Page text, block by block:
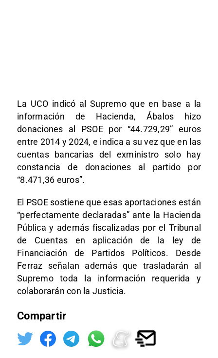
La UCO indicó al Supremo que en base a la
información de Hacienda, Ábalos hizo
donaciones al PSOE por “44.729,29” euros
entre 2014 y 2024, e indica a su vez que en las
cuentas bancarias del exministro solo hay
constancia de donaciones al partido por
“8.471,36 euros”.
El PSOE sostiene que esas aportaciones están
“perfectamente declaradas” ante la Hacienda
Pública y además fiscalizadas por el Tribunal
de Cuentas en aplicación de la ley de
Financiación de Partidos Políticos. Desde
Ferraz señalan además que trasladarán al
Supremo toda la información requerida y
colaborarán con la Justicia.
Compartir